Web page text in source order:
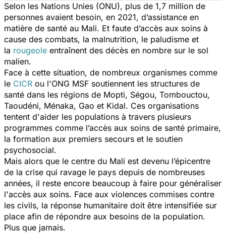
Selon les Nations Unies (ONU), plus de 1,7 million de
personnes avaient besoin, en 2021, d’assistance en
matière de santé au Mali. Et faute d’accès aux soins à
cause des combats, la malnutrition, le paludisme et
la rougeole entraînent des décès en nombre sur le sol
malien.
Face à cette situation, de nombreux organismes comme
le CICR ou l'ONG MSF soutiennent les structures de
santé dans les régions de Mopti, Ségou, Tombouctou,
Taoudéni, Ménaka, Gao et Kidal. Ces organisations
tentent d'aider les populations à travers plusieurs
programmes comme l’accès aux soins de santé primaire,
la formation aux premiers secours et le soutien
psychosocial.
Mais alors que le centre du Mali est devenu l’épicentre
de la crise qui ravage le pays depuis de nombreuses
années, il reste encore beaucoup à faire pour généraliser
l'accès aux soins. Face aux violences commises contre
les civils, la réponse humanitaire doit être intensifiée sur
place afin de répondre aux besoins de la population.
Plus que jamais.